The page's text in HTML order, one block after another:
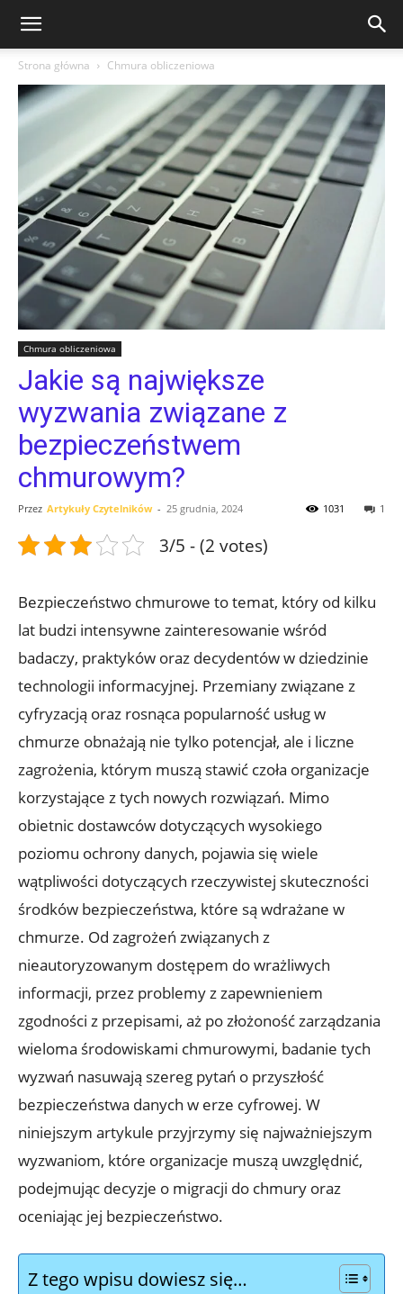
Strona główna Chmura obliczeniowa
Chmura obliczeniowa
Jakie są największe
wyzwania związane z
bezpieczeństwem
chmurowym?
Przez Artykuły Czytelników - 25 grudnia, 2024 1
1031
3/5 - (2 votes)
Bezpieczeństwo chmurowe to temat, który od kilku
lat budzi intensywne zainteresowanie wśród
badaczy, praktyków oraz decydentów w dziedzinie
technologii⁤ informacyjnej. Przemiany związane z
cyfryzacją oraz rosnąca popularność ⁤usług w
⁢chmurze⁢ obnażają nie tylko potencjał, ale i liczne
zagrożenia, którym muszą stawić czoła organizacje⁢
korzystające z tych⁤ nowych rozwiązań.⁣ Mimo
obietnic dostawców dotyczących wysokiego
poziomu ochrony danych, pojawia się wiele
wątpliwości dotyczących rzeczywistej skuteczności
środków bezpieczeństwa, które są wdrażane w
chmurze. Od zagrożeń związanych z
nieautoryzowanym dostępem do wrażliwych
informacji, przez problemy z zapewnieniem
zgodności z przepisami, ⁢aż po złożoność zarządzania
wieloma środowiskami ‌chmurowymi, badanie tych
wyzwań nasuwają szereg pytań o przyszłość
bezpieczeństwa danych w erze cyfrowej. W
niniejszym artykule przyjrzymy‍ się najważniejszym
wyzwaniom, które organizacje muszą⁤ uwzględnić,
podejmując decyzje ​o migracji do chmury oraz
oceniając ‍jej bezpieczeństwo.
Z tego wpisu dowiesz się…